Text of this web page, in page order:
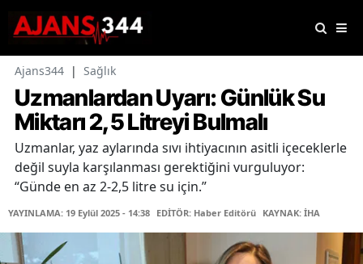
Ajans344 | Sağlık
Uzmanlardan Uyarı: Günlük Su
Miktarı 2,5 Litreyi Bulmalı
Uzmanlar, yaz aylarında sıvı ihtiyacının asitli içeceklerle
değil suyla karşılanması gerektiğini vurguluyor:
“Günde en az 2-2,5 litre su için.”
YAYINLAMA: 19 Eylül 2025 - 14:38 EDİTÖR: Haber Editörü KAYNAK: İHA